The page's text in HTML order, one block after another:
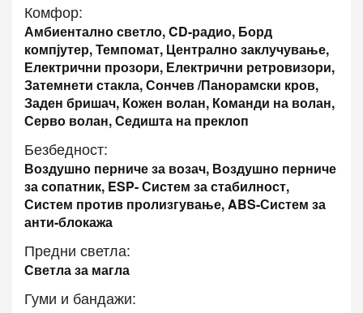
Комфор:
Амбиентално светло, CD-радио, Борд
компјутер, Темпомат, Централно заклучување,
Електрични прозори, Електрични ретровизори,
Затемнети стакла, Сончев /Панорамски кров,
Заден бришач, Кожен волан, Команди на волан,
Серво волан, Седишта на преклоп
Безбедност:
Воздушно перниче за возач, Воздушно перниче
за сопатник, ESP- Систем за стабилност,
Систем против пролизгување, ABS-Систем за
анти-блокажа
Предни светла:
Светла за магла
Гуми и бандажи: